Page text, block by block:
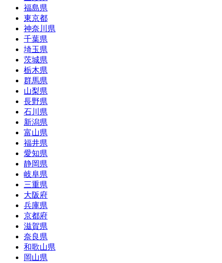
福島県
東京都
神奈川県
千葉県
埼玉県
茨城県
栃木県
群馬県
山梨県
長野県
石川県
新潟県
富山県
福井県
愛知県
静岡県
岐阜県
三重県
大阪府
兵庫県
京都府
滋賀県
奈良県
和歌山県
岡山県